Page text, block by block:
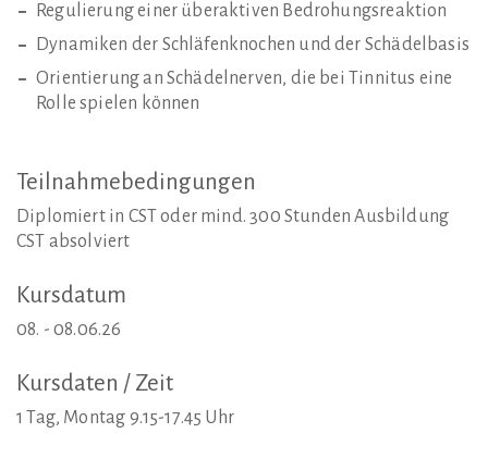
Regulierung einer überaktiven Bedrohungsreaktion
Dynamiken der Schläfenknochen und der Schädelbasis
Orientierung an Schädelnerven, die bei Tinnitus eine
Rolle spielen können
Teilnahmebedingungen
Diplomiert in CST oder mind. 300 Stunden Ausbildung
CST absolviert
Kursdatum
08. - 08.06.26
Kursdaten / Zeit
1 Tag, Montag 9.15-17.45 Uhr